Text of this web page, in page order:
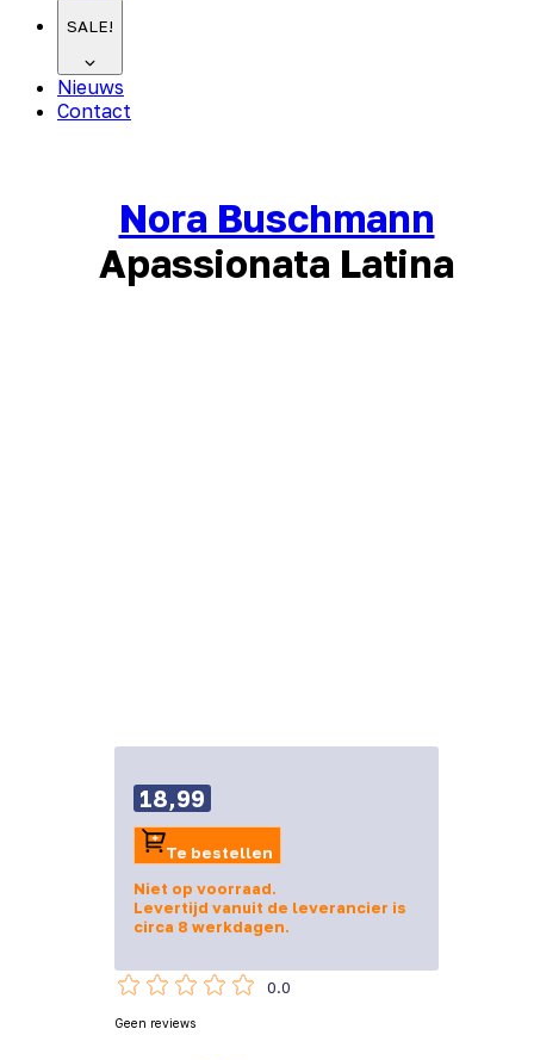
SALE!
Nieuws
Contact
Nora Buschmann
Apassionata Latina
18,99
Te bestellen
Niet op voorraad.
Levertijd vanuit de leverancier is
circa 8 werkdagen.
0.0
Geen reviews